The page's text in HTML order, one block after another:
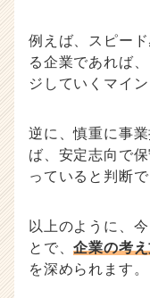
例えば、スピー
る企業であれば
ジしていくマイ
逆に、慎重に事
ば、安定志向で
っていると判断で
以上のように、
とで、企業の考
を深められます。